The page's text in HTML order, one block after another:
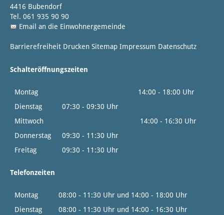
4416 Bubendorf
Tel. 061 935 90 90
Email an die Einwohnergemeinde
Barrierefreiheit Drucken Sitemap Impressum Datenschutz
Schalteröffnungszeiten
Montag
14:00 - 18:00 Uhr
Dienstag
07:30 - 09:30 Uhr
Mittwoch
14:00 - 16:30 Uhr
Donnerstag
09:30 - 11:30 Uhr
Freitag
09:30 - 11:30 Uhr
Telefonzeiten
Montag
08:00 - 11:30 Uhr und 14:00 - 18:00 Uhr
Dienstag
08:00 - 11:30 Uhr und 14:00 - 16:30 Uhr